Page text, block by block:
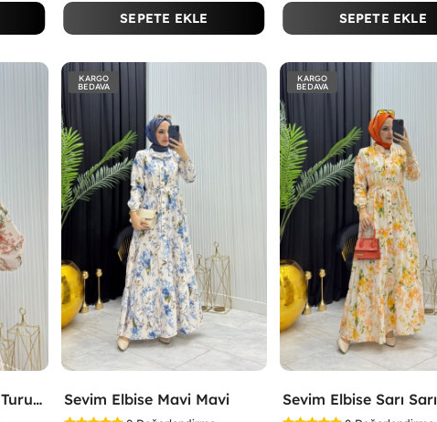
SEPETE EKLE SEPETE EKLE
Sevim Elbise Turuncu Turuncu
KARGO
BEDAVA
Sevim Elbise Mavi Mavi
KARGO
BEDAVA
Sevim Elbise Sarı Sarı